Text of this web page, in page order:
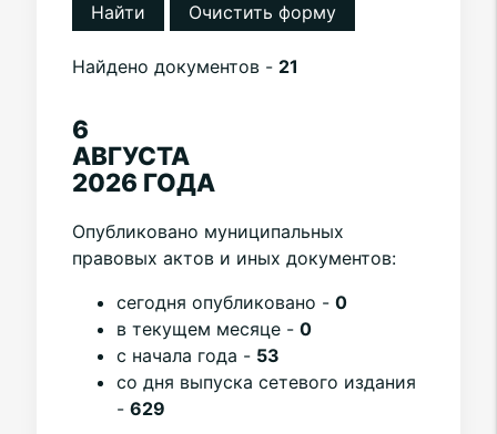
Найти Очистить форму
Найдено документов - 21
6
АВГУСТА
2026 ГОДА
Опубликовано муниципальных
правовых актов и иных документов:
cегодня опубликовано - 0
в текущем месяце - 0
с начала года - 53
со дня выпуска сетевого издания
- 629